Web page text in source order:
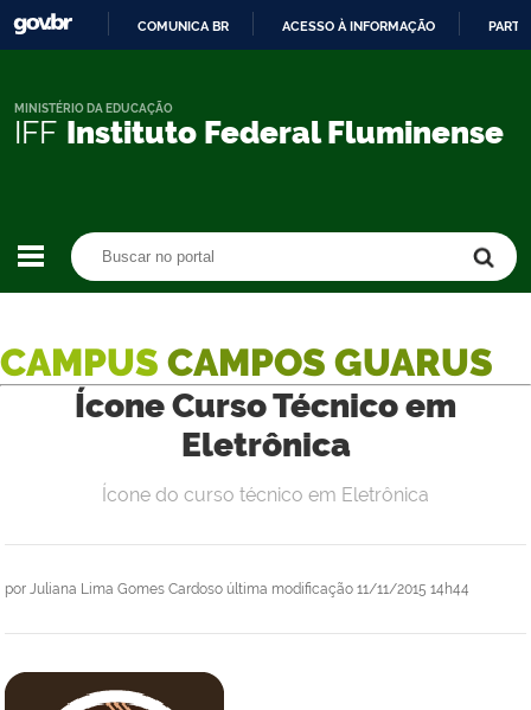
CONTEÚDO
COMUNICA BR ACESSO À INFORMAÇÃO
IFF Instituto Federal Fluminense
MINISTÉRIO DA EDUCAÇÃO
CAMPUS CAMPOS GUARUS
Ícone Curso Técnico em
Eletrônica
por Juliana Lima Gomes Cardoso última modificação 11/11/2015 14h44
Ícone do curso técnico em Eletrônica